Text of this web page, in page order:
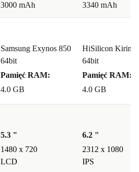
3000 mAh 3340 mAh
Samsung Exynos 850
64bit
Pamięć RAM:
4.0 GB
HiSilicon Kirin
64bit
Pamięć RAM:
4.0 GB
5.3 "
1480 x 720
LCD
6.2 "
2312 x 1080
IPS